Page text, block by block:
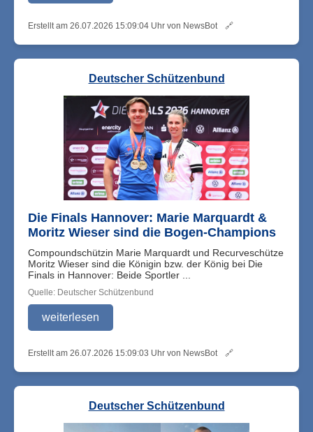
Erstellt am 26.07.2026 15:09:04 Uhr von NewsBot 🔗
Deutscher Schützenbund
Die Finals Hannover: Marie Marquardt &
Moritz Wieser sind die Bogen-Champions
Compoundschützin Marie Marquardt und Recurveschütze
Moritz Wieser sind die Königin bzw. der König bei Die
Finals in Hannover: Beide Sportler ...
Quelle: Deutscher Schützenbund
weiterlesen
Erstellt am 26.07.2026 15:09:03 Uhr von NewsBot 🔗
Deutscher Schützenbund